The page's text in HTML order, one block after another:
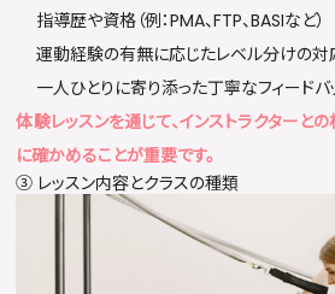
指導歴や資格（例：PMA、FTP、BASIなど）
運動経験の有無に応じたレベル分けの対
一人ひとりに寄り添った丁寧なフィードバ
体験レッスンを通じて、インストラクターと
に確かめることが重要です。
③ レッスン内容とクラスの種類